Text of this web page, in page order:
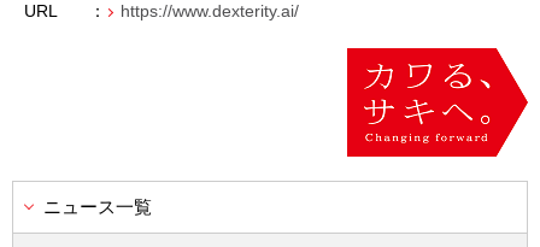
URL
： https://www.dexterity.ai/
ニュース一覧